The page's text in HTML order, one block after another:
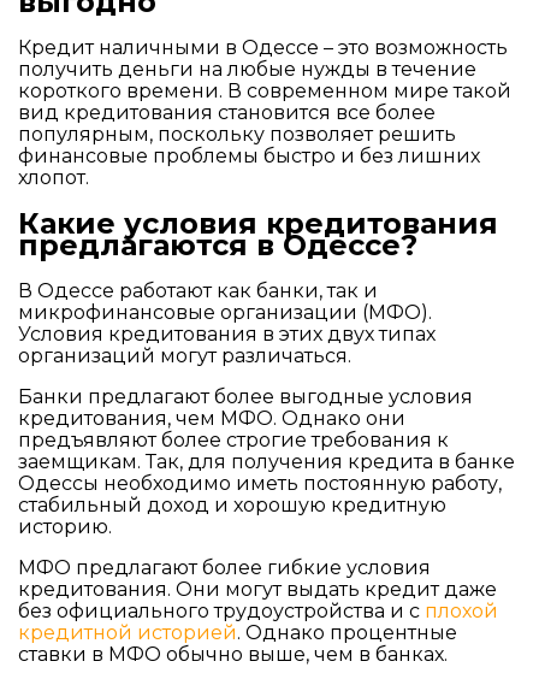
Кредит наличными в Одессе – это возможность
получить деньги на любые нужды в течение
короткого времени. В современном мире такой
вид кредитования становится все более
популярным, поскольку позволяет решить
финансовые проблемы быстро и без лишних
хлопот.
Какие условия кредитования
предлагаются в Одессе?
В Одессе работают как банки, так и
микрофинансовые организации (МФО).
Условия кредитования в этих двух типах
организаций могут различаться.
Банки предлагают более выгодные условия
кредитования, чем МФО. Однако они
предъявляют более строгие требования к
заемщикам. Так, для получения кредита в банке
Одессы необходимо иметь постоянную работу,
стабильный доход и хорошую кредитную
историю.
МФО предлагают более гибкие условия
кредитования. Они могут выдать кредит даже
без официального трудоустройства и с плохой
кредитной историей. Однако процентные
ставки в МФО обычно выше, чем в банках.